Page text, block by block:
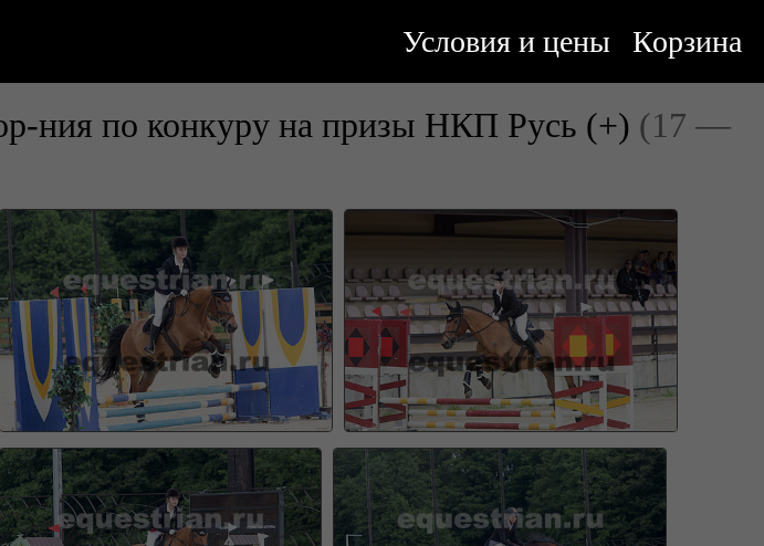
Корзина
Условия и цены
ния по конкуру на призы НКП Русь (+) (17 —